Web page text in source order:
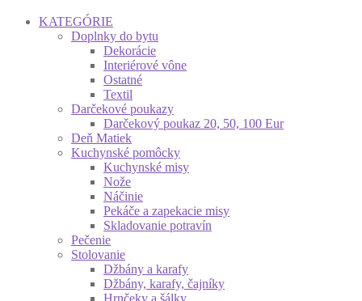
KATEGÓRIE
Doplnky do bytu
Dekorácie
Interiérové vône
Ostatné
Textil
Darčekové poukazy
Darčekový poukaz 20, 50, 100 Eur
Deň Matiek
Kuchynské pomôcky
Kuchynské misy
Nože
Náčinie
Pekáče a zapekacie misy
Skladovanie potravín
Pečenie
Stolovanie
Džbány a karafy
Džbány, karafy, čajníky
Hrnčeky a šálky